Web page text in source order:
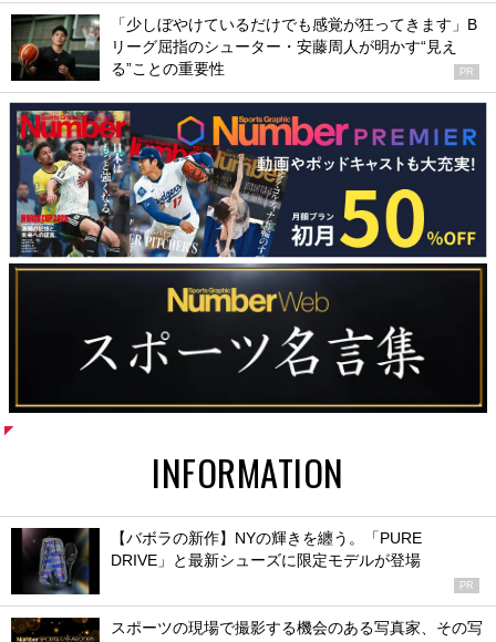
「少しぼやけているだけでも感覚が狂ってきます」B
リーグ屈指のシューター・安藤周人が明かす“見え
る”ことの重要性
PR
INFORMATION
【バボラの新作】NYの輝きを纏う。「PURE
DRIVE」と最新シューズに限定モデルが登場
PR
スポーツの現場で撮影する機会のある写真家、その写